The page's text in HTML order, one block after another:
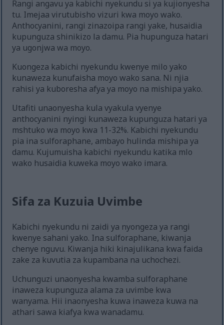
Rangi angavu ya kabichi nyekundu si ya kujionyesha
tu. Imejaa virutubisho vizuri kwa moyo wako.
Anthocyanini, rangi zinazoipa rangi yake, husaidia
kupunguza shinikizo la damu. Pia hupunguza hatari
ya ugonjwa wa moyo.
Kuongeza kabichi nyekundu kwenye milo yako
kunaweza kunufaisha moyo wako sana. Ni njia
rahisi ya kuboresha afya ya moyo na mishipa yako.
Utafiti unaonyesha kula vyakula vyenye
anthocyanini nyingi kunaweza kupunguza hatari ya
mshtuko wa moyo kwa 11-32%. Kabichi nyekundu
pia ina sulforaphane, ambayo hulinda mishipa ya
damu. Kujumuisha kabichi nyekundu katika mlo
wako husaidia kuweka moyo wako imara.
Sifa za Kuzuia Uvimbe
Kabichi nyekundu ni zaidi ya nyongeza ya rangi
kwenye sahani yako. Ina sulforaphane, kiwanja
chenye nguvu. Kiwanja hiki kinajulikana kwa faida
zake za kuvutia za kupambana na uchochezi.
Uchunguzi unaonyesha kwamba sulforaphane
inaweza kupunguza alama za uvimbe kwa
wanyama. Hii inaonyesha kuwa inaweza kuwa na
athari sawa kiafya kwa wanadamu.